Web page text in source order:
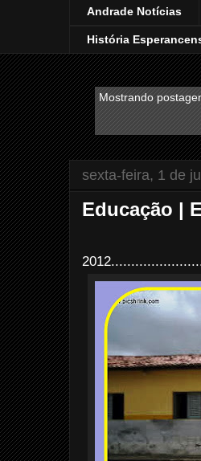
Andrade Notícias
História
Mostrando
sexta-feira, 1 de
Educação |